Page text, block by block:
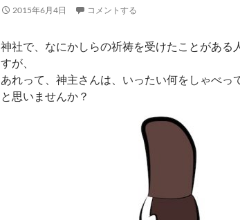
2015年6月4日 コメントする
神社で、なにかしらの祈祷を受けたことがある
すが、
あれって、神主さんは、いったい何をしゃべっ
と思いませんか？